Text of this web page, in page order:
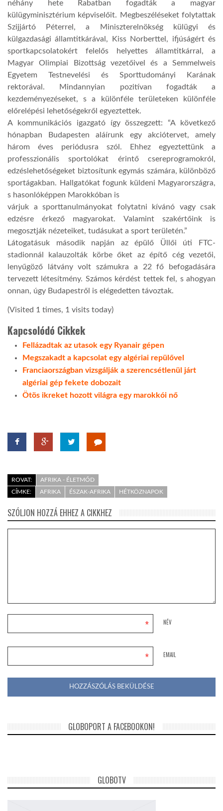
A NAP SZÉPE
LINKTR.EE
GLOBOZSARU
LATIMO.HU
GLOBOBOOK
néhány hete Rabatban fogadták a magyar
külügyminisztérium képviselőit. Megbeszéléseket folytattak
Szijjártó Péterrel, a Miniszterelnökség külügyi és
külgazdasági államtitkárával, Kiss Norberttel, ifjúságért és
sportkapcsolatokért felelős helyettes államtitkárral, a
Magyar Olimpiai Bizottság vezetőivel és a Semmelweis
Egyetem Testnevelési és Sporttudományi Karának
rektorával. Mindannyian pozitívan fogadták a
kezdeményezéseket, s a különféle területeken különféle
előrelépési lehetőségekről egyeztettek.
A kommunikációs igazgató így összegzett: “A következő
hónapban Budapesten aláírunk egy akciótervet, amely
három éves periódusra szól. Ehhez egyeztettünk a
professzionális sportolókat érintő csereprogramokról,
edzéslehetőségeket biztosítunk egymás számára, különböző
sportágakban. Hallgatókat fogunk küldeni Magyarországra,
s hasonlóképpen Marokkóban is
várjuk a sporttanulmányokat folytatni kívánó vagy csak
edzésre érkező magyarokat. Valamint szakértőink is
megosztják nézeteiket, tudásukat a sport területén.”
Látogatásuk második napján az épülő Üllői úti FTC-
stadionnál kalauzolták körbe őket az építő cég vezetői,
lenyűgöző látvány volt számukra a 22 fő befogadására
tervezett létesítmény. Számos kérdést tettek fel, s ahogyan
onnan, úgy Budapestről is elégedetten távoztak.
(Visited 1 times, 1 visits today)
Kapcsolódó Cikkek
Fellázadtak az utasok egy Ryanair gépen
Megszakadt a kapcsolat egy algériai repülővel
Franciaországban vizsgálják a szerencsétlenül járt
algériai gép fekete dobozait
Ötös ikreket hozott világra egy marokkói nő
ROVAT:
AFRIKA - ÉLETMÓD
CÍMKE:
AFRIKA ÉSZAK-AFRIKA HÉTKÖZNAPOK
SZÓLJON HOZZÁ EHHEZ A CIKKHEZ
NÉV
*
EMAIL
*
GLOBOPORT A FACEBOOKON!
GLOBOTV